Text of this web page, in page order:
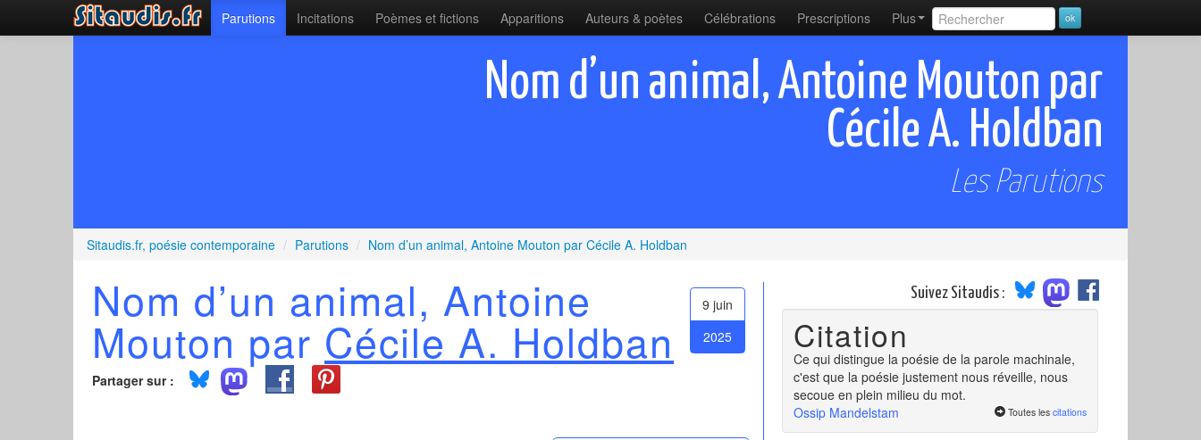
Parutions Incitations Poèmes et fictions Apparitions Auteurs & poètes Célébrations Prescriptions Plus
Nom d’un animal, Antoine Mouton par
Cécile A. Holdban
Les Parutions
Sitaudis.fr, poésie contemporaine / Parutions / Nom d’un animal, Antoine Mouton par Cécile A. Holdban
9 juin
2025
Nom d’un animal, Antoine
Mouton par Cécile A. Holdban
Partager sur :
Suivez Sitaudis :
Citation
Ce qui distingue la poésie de la parole machinale,
c'est que la poésie justement nous réveille, nous
secoue en plein milieu du mot.
Ossip Mandelstam
Toutes les citations